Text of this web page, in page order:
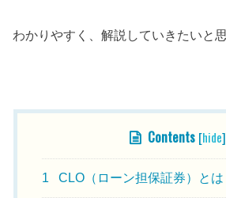
わかりやすく、解説していきたいと思
Contents [hide]
1 CLO（ローン担保証券）とは